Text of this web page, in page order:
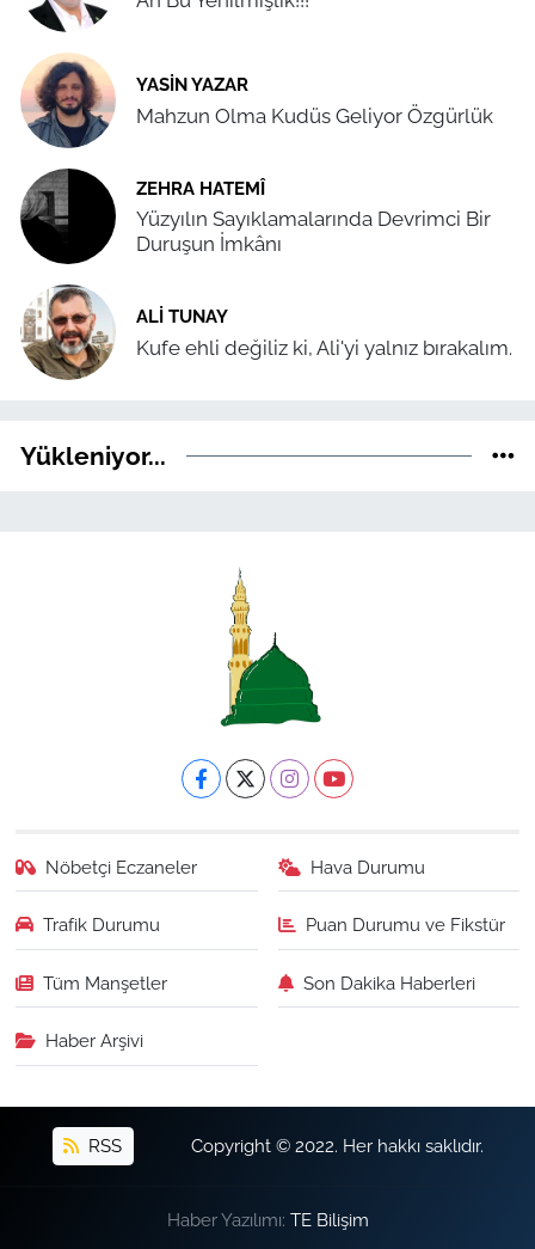
YASIN YAZAR
Mahzun Olma Kudüs Geliyor Özgürlük
ZEHRA HATEMÎ
Yüzyılın Sayıklamalarında Devrimci Bir
Duruşun İmkânı
ALI TUNAY
Kufe ehli değiliz ki, Ali'yi yalnız bırakalım.
Yükleniyor...
Nöbetçi Eczaneler Hava Durumu
Trafik Durumu Puan Durumu ve Fikstür
Tüm Manşetler Son Dakika Haberleri
Haber Arşivi
RSS Copyright © 2022. Her hakkı saklıdır.
Haber Yazılımı: TE Bilişim